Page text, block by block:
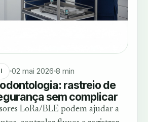
02 mai 2026 8 min
odontologia: rastreio de
sem complicar
LoRa/BLE podem ajudar a